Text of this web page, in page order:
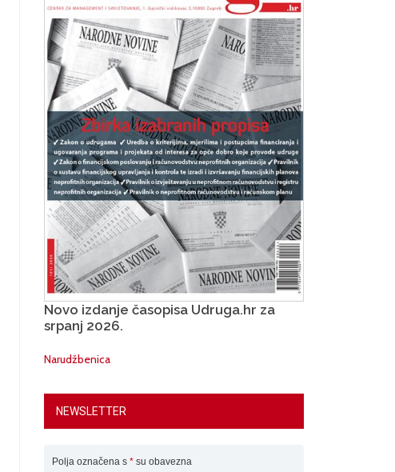
Novo izdanje časopisa Udruga.hr za
srpanj 2026.
Narudžbenica
NEWSLETTER
Polja označena s * su obavezna